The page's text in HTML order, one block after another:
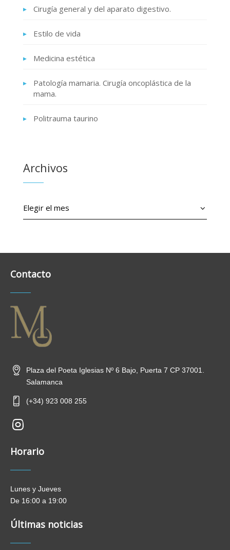
Cirugía general y del aparato digestivo.
Estilo de vida
Medicina estética
Patología mamaria. Cirugía oncoplástica de la
mama.
Politrauma taurino
Archivos
Contacto
Plaza del Poeta Iglesias Nº 6 Bajo, Puerta 7 CP 37001.
Salamanca
(+34) 923 008 255
new-
insta
Horario
Lunes y Jueves
De 16:00 a 19:00
Últimas noticias